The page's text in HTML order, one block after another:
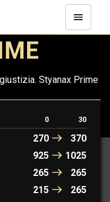
Styanax Prime
PRIME
0 30
270
370
925
1025
265
265
215 265